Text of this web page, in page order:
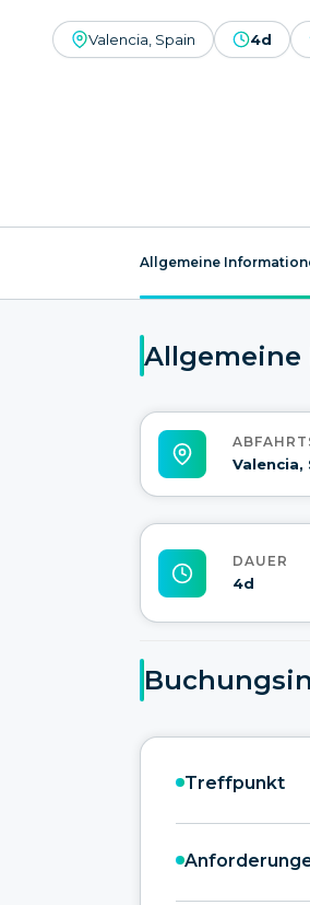
Valencia, Spain 4d
Allgemeine
Valencia,
DAUER
4d
Treffpunkt